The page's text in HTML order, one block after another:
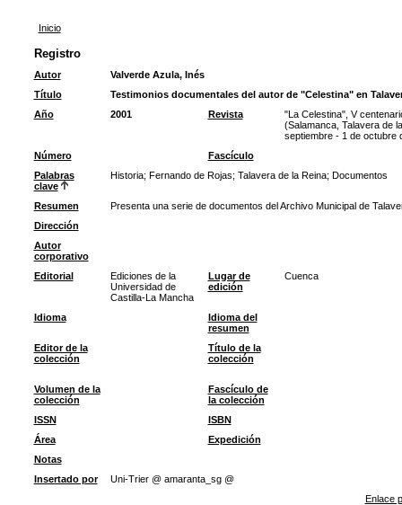
Inicio
Registro
Autor
Valverde Azula, Inés
Título
Testimonios documentales del autor de "Celestina" en
Año
2001 Revista
"La Celestina", V
(Salamanca, Talavera de
septiembre - 1 de octubre
Número
Fascículo
Palabras
clave
Historia; Fernando de Rojas; Talavera de la Reina; Documentos
Resumen
Presenta una serie de documentos del Archivo Municipal de
Dirección
Autor
corporativo
Editorial
Ediciones de la
Universidad de
Castilla-La Mancha
Lugar de
edición
Cuenca
Idioma
Idioma del
resumen
Editor de la
colección
Título de la
colección
Volumen de la
colección
Fascículo de
la colección
ISSN
ISBN
Área
Expedición
Notas
Insertado por
Uni-Trier @ amaranta_sg @
Enlace